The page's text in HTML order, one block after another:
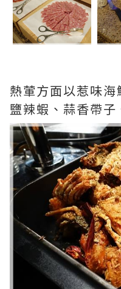
熱葷方面以惹味
鹽辣蝦、蒜香帶子